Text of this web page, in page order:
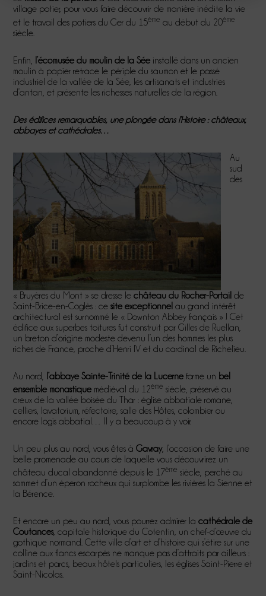
village potier, pour vous faire découvrir de manière inédite la vie
et le travail des potiers du Ger du 15ème au début du 20ème
siècle.
Enfin, l’écomusée du moulin de la Sée installé dans un ancien
moulin à papier retrace le périple du saumon et le passé
industriel de la vallée de la Sée, les artisanats et industries
d’antan, et présente les richesses naturelles de la région.
Des édifices remarquables, une plongée dans l’Histoire : châteaux,
abbayes et cathédrales…
Au
sud
des
« Bruyères du Mont » se dresse lechâteau du Rocher-Portail de
Saint-Brice-en-Coglès : cesite exceptionnel au grand intérêt
architectural est surnommé le « Downton Abbey français » ! Cet
édifice aux superbes toitures fut construit par Gilles de Ruellan,
un breton d’origine modeste devenu l’un des hommes les plus
riches de France, proche d’Henri IV et du cardinal de Richelieu.
Au nord, l’abbaye Sainte-Trinité de la Lucerneforme un bel
ensemble monastique médiéval du 12ème siècle, préservé au
creux de la vallée boisée du Thar : église abbatiale romane,
celliers, lavatorium, réfectoire, salle des Hôtes, colombier ou
encore logis abbatial… Il y a beaucoup à y voir.
Un peu plus au nord, vous êtes àGavray, l’occasion de faire une
belle promenade au cours de laquelle vous découvrirez un
château ducal abandonné depuis le 17ème siècle, perché au
sommet d’un éperon rocheux qui surplombe les rivières la Sienne et
la Bérence.
Et encore un peu au nord, vous pourrez admirer lacathédrale de
Coutances, capitale historique du Cotentin, un chef-d’œuvre du
gothique normand. Cette ville d’art et d’histoire qui s’étire sur une
colline aux flancs escarpés ne manque pas d’attraits par ailleurs :
jardins et parcs, beaux hôtels particuliers, les églises Saint-Pierre et
Saint-Nicolas.